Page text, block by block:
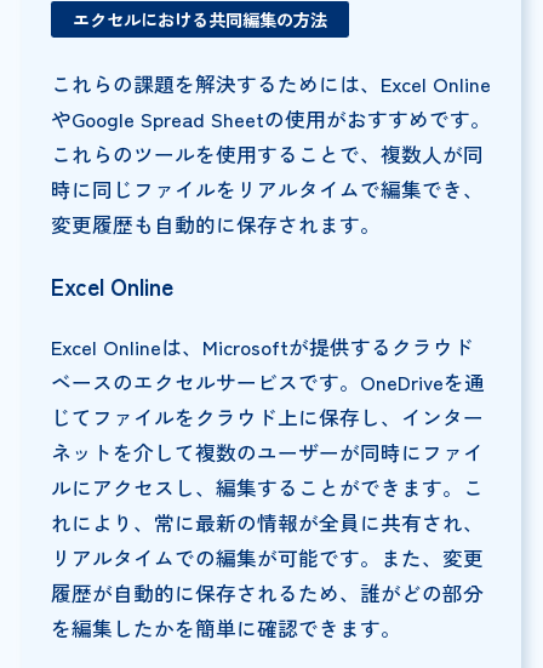
エクセルにおける共同編集の方法
これらの課題を解決するためには、Excel Online
やGoogle Spread Sheetの使用がおすすめです。
これらのツールを使用することで、複数人が同
時に同じファイルをリアルタイムで編集でき、
変更履歴も自動的に保存されます。
Excel Online
Excel Onlineは、Microsoftが提供するクラウド
ベースのエクセルサービスです。OneDriveを通
じてファイルをクラウド上に保存し、インター
ネットを介して複数のユーザーが同時にファイ
ルにアクセスし、編集することができます。こ
れにより、常に最新の情報が全員に共有され、
リアルタイムでの編集が可能です。また、変更
履歴が自動的に保存されるため、誰がどの部分
を編集したかを簡単に確認できます。